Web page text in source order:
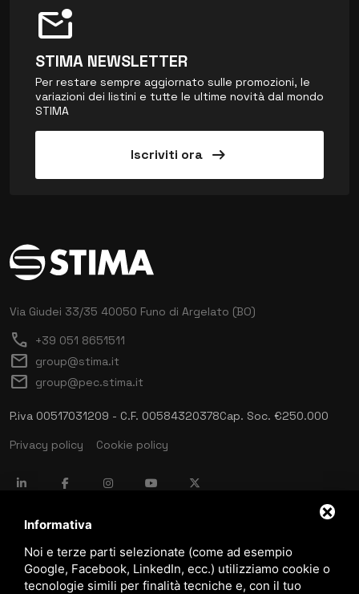
mark_email_unread
STIMA NEWSLETTER
Per restare sempre aggiornato sulle promozioni, le
variazioni dei listini e tutte le ultime novità dal mondo
STIMA
Iscriviti ora arrow_right_alt
Via Giudei 33/35 40050 Funo di Argelato (BO)
call +39 051 8651511
mail group@stima.it
mail group@pec.stima.it
P.iva 00517031209 - C.F. 00584320378Cap. Soc. €250.000
Privacy policy
Cookie policy
language ITALIANO
download Catalogo Stima
Informativa
Noi e terze parti selezionate (come ad esempio
Google, Facebook, LinkedIn, ecc.) utilizziamo cookie o
tecnologie simili per finalità tecniche e, con il tuo